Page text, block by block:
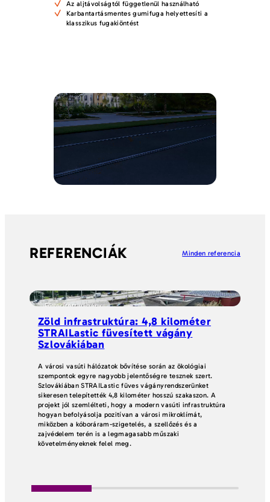
Az aljtávolságtól függetlenül használható
Karbantartásmentes gumifuga helyettesíti a
klasszikus fugakiöntést
REFERENCIÁK Minden referencia
Füvesített vágány
Zöld infrastruktúra: 4,8 kilométer
STRAILastic füvesített vágány
Szlovákiában
A városi vasúti hálózatok bővítése során az ökológiai
szempontok egyre nagyobb jelentőségre tesznek szert.
Szlovákiában STRAILastic füves vágányrendszerünket
sikeresen telepítették 4,8 kilométer hosszú szakaszon. A
projekt jól szemlélteti, hogy a modern vasúti infrastruktúra
hogyan befolyásolja pozitívan a városi mikroklímát,
miközben a kóboráram-szigetelés, a szellőzés és a
zajvédelem terén is a legmagasabb műszaki
követelményeknek felel meg.